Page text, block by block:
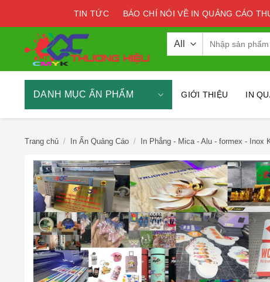
TIN TỨC BÁO CHÍ NÓI VỀ IN QUẢNG CÁO
DANH MỤC ẤN PHẨM GIỚI THIỆU IN
Trang chủ / In Ấn Quảng Cáo / In Phẳng - Mica - Alu - formex - Inox